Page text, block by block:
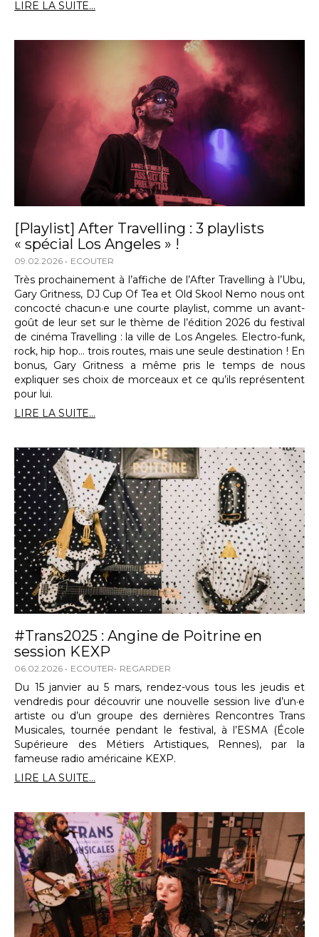
LIRE LA SUITE...
[Playlist] After Travelling : 3 playlists
« spécial Los Angeles » !
09.02.2026 ECOUTER
Très prochainement à l’affiche de l’After Travelling à l’Ubu,
Gary Gritness, DJ Cup Of Tea et Old Skool Nemo nous ont
concocté chacun·e une courte playlist, comme un avant-
goût de leur set sur le thème de l’édition 2026 du festival
de cinéma Travelling : la ville de Los Angeles. Electro-funk,
rock, hip hop… trois routes, mais une seule destination ! En
bonus, Gary Gritness a même pris le temps de nous
expliquer ses choix de morceaux et ce qu’ils représentent
pour lui.
LIRE LA SUITE...
#Trans2025 : Angine de Poitrine en
session KEXP
06.02.2026 ECOUTER REGARDER
Du 15 janvier au 5 mars, rendez-vous tous les jeudis et
vendredis pour découvrir une nouvelle session live d’un·e
artiste ou d’un groupe des dernières Rencontres Trans
Musicales, tournée pendant le festival, à l’ESMA (École
Supérieure des Métiers Artistiques, Rennes), par la
fameuse radio américaine KEXP.
LIRE LA SUITE...